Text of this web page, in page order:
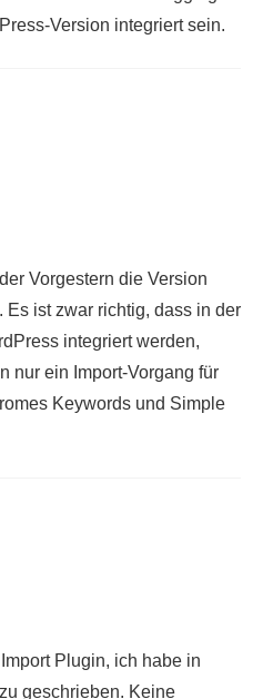
Version integriert sein.
Vorgestern die Version
Es ist zwar richtig, dass in der
integriert werden,
nur ein Import-Vorgang für
Keywords und Simple
Plugin, ich habe in
geschrieben. Keine